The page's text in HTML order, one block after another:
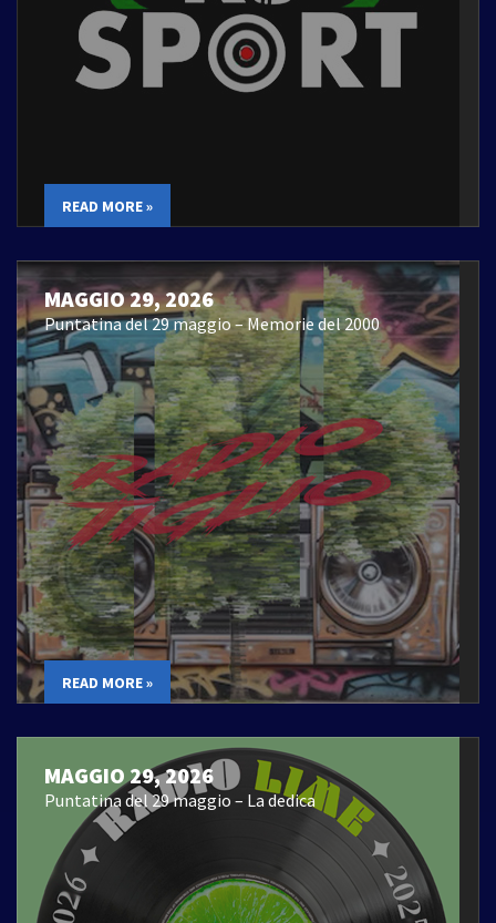
READ MORE »
MAGGIO 29, 2026
Puntatina del 29 maggio – Memorie del 2000
READ MORE »
MAGGIO 29, 2026
Puntatina del 29 maggio – La dedica